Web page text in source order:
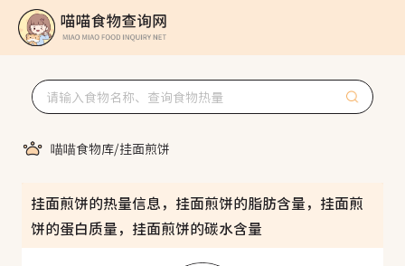
喵喵食物库/挂面煎饼
挂面煎饼的热量信息，挂面煎饼的脂肪含量，挂面煎
饼的蛋白质量，挂面煎饼的碳水含量